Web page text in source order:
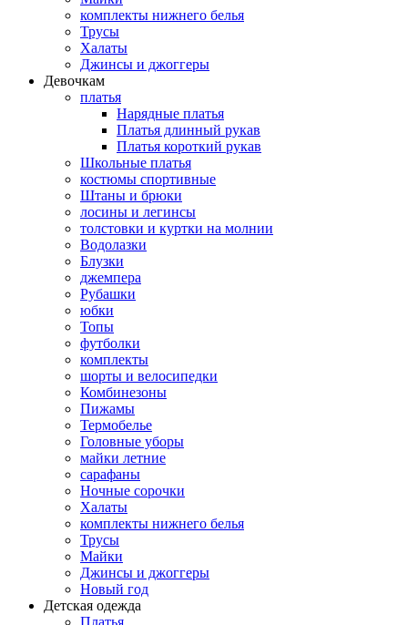
комплекты нижнего белья
Трусы
Халаты
Джинсы и джоггеры
Девочкам
платья
Нарядные платья
Платья длинный рукав
Платья короткий рукав
Школьные платья
костюмы спортивные
Штаны и брюки
лосины и легинсы
толстовки и куртки на молнии
Водолазки
Блузки
джемпера
Рубашки
юбки
Топы
футболки
комплекты
шорты и велосипедки
Комбинезоны
Пижамы
Термобелье
Головные уборы
майки летние
сарафаны
Ночные сорочки
Халаты
комплекты нижнего белья
Трусы
Майки
Джинсы и джоггеры
Новый год
Детская одежда
Платья